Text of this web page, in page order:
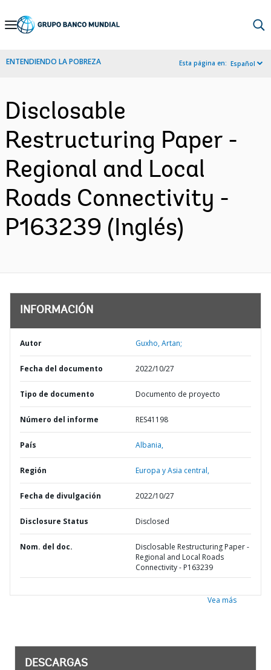
Skip
Navigation
ENTENDIENDO LA POBREZA Esta página en: Español
Disclosable
Restructuring Paper -
Regional and Local
Roads Connectivity -
P163239 (Inglés)
INFORMACIÓN
Autor Guxho, Artan;
Fecha del documento 2022/10/27
Tipo de documento Documento de proyecto
Número del informe RES41198
País Albania,
Región Europa y Asia central,
Fecha de divulgación 2022/10/27
Disclosure Status Disclosed
Nom. del doc.
Disclosable Restructuring Paper -
Regional and Local Roads
Connectivity - P163239
Vea más
DESCARGAS